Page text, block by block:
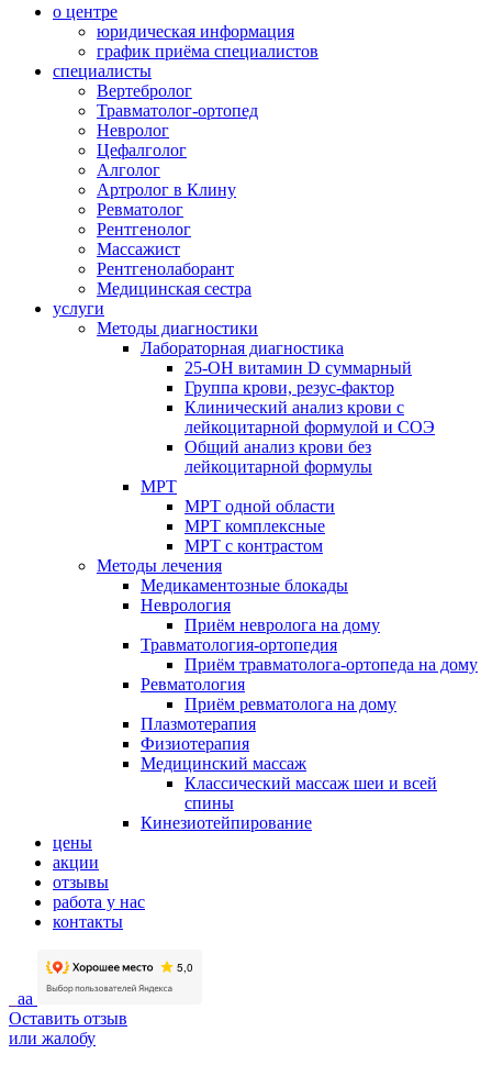
о центре
юридическая информация
график приёма специалистов
специалисты
Вертебролог
Травматолог-ортопед
Невролог
Цефалголог
Алголог
Артролог в Клину
Ревматолог
Рентгенолог
Массажист
Рентгенолаборант
Медицинская сестра
услуги
Методы диагностики
Лабораторная диагностика
25-OH витамин D суммарный
Группа крови, резус-фактор
Клинический анализ крови с
лейкоцитарной формулой и СОЭ
Общий анализ крови без
лейкоцитарной формулы
МРТ
МРТ одной области
МРТ комплексные
МРТ с контрастом
Методы лечения
Медикаментозные блокады
Неврология
Приём невролога на дому
Травматология-ортопедия
Приём травматолога-ортопеда на дому
Ревматология
Приём ревматолога на дому
Плазмотерапия
Физиотерапия
Медицинский массаж
Классический массаж шеи и всей
спины
Кинезиотейпирование
цены
акции
отзывы
работа у нас
контакты
aa
Оставить отзыв
или жалобу